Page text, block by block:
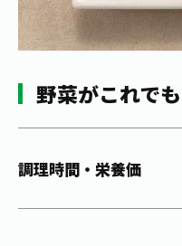
ブランドから探す
キーワードから探す
安全・安心への取組み
レシピ集
お茶を知る
お茶百科
お茶の複合型博物館
食育・文化
食育・イベント
伊藤園の店舗トップ
通信販売トップ
野菜がこれで
調理時間・栄養価